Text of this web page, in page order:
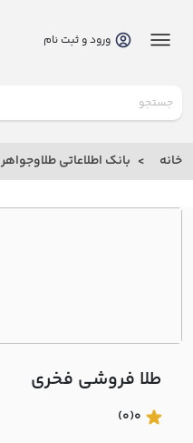
بانک
بانک
اطلاعاتی
درباره
با ما
ورود و ثبت نام
خانه بانک اطلاعاتی طلاوجواهر
طلا فروشی فخري
0
(0)